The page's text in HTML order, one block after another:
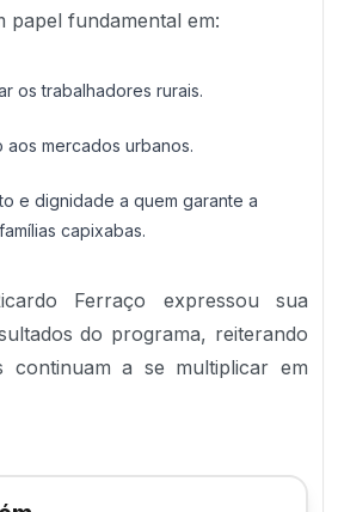
papel fundamental em:
os trabalhadores rurais.
aos mercados urbanos.
e dignidade a quem garante a
capixabas.
Ferraço expressou sua
do programa, reiterando
continuam a se multiplicar em